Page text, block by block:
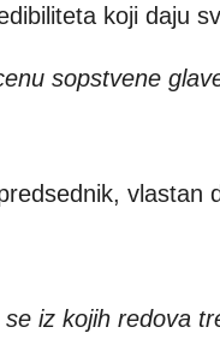
koji daju
sopstvene
vlastan
iz kojih redova